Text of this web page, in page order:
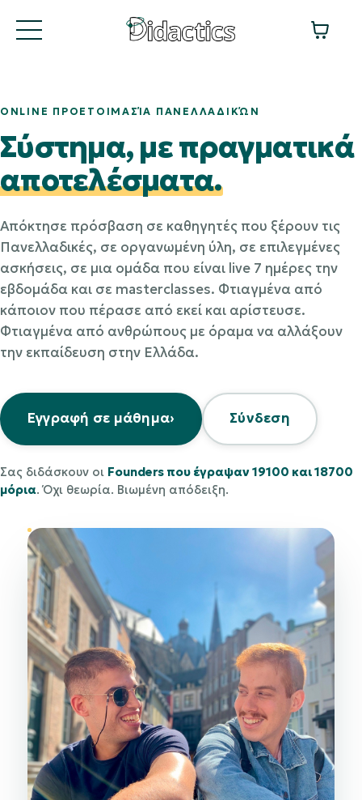
ONLINE ΠΡΟΕΤΟΙΜΑΣΊΑ ΠΑΝΕΛΛΑΔΙΚΏΝ
Σύστημα, με πραγματικά
αποτελέσματα.
Απόκτησε πρόσβαση σε καθηγητές που ξέρουν τις
Πανελλαδικές, σε οργανωμένη ύλη, σε επιλεγμένες
ασκήσεις, σε μια ομάδα που είναι live 7 ημέρες την
εβδομάδα και σε masterclasses. Φτιαγμένα από
κάποιον που πέρασε από εκεί και αρίστευσε.
Φτιαγμένα από ανθρώπους με όραμα να αλλάξουν
την εκπαίδευση στην Ελλάδα.
Εγγραφή σε μάθημα› Σύνδεση
Σας διδάσκουν οι Founders που έγραψαν 19100 και 18700
μόρια. Όχι θεωρία. Βιωμένη απόδειξη.